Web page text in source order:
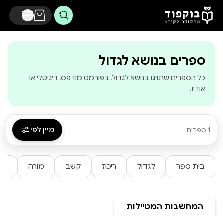
דלג לתוכן הראשי
ספרים בנושא לגדול
כל הספרים שתויגו בנושא לגדול, בפורמט מודפס, דיגיטלי או
אודיו.
1 ספרים מיין לפי
בית ספר לגדול ריכוז קשב מורה
המחשבות המטיילות